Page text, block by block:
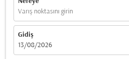
Varış noktasını girin
Gidiş
fc-booking-departure-date-aria-label
13/08/2026